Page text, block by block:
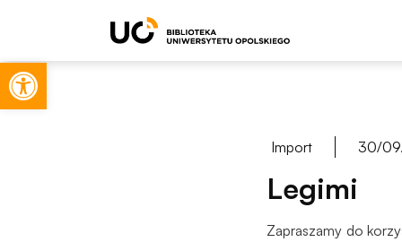
Otwórz pasek narzędzi
Import 30/
Legimi
Zapraszamy do